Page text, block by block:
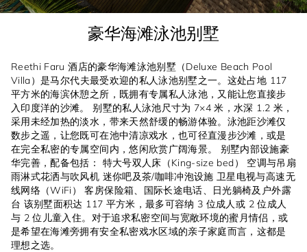
豪华海滩泳池别墅
Reethi Faru 酒店的豪华海滩泳池别墅（Deluxe Beach Pool
Villa）是马尔代夫最受欢迎的私人泳池别墅之一。这处占地 117
平方米的海滨休憩之所，既拥有专属私人泳池，又能让您直接步
入印度洋的沙滩。 别墅的私人泳池尺寸为 7×4 米，水深 1.2 米，
采用未经加热的淡水，带来天然舒缓的畅游体验。泳池距沙滩仅
数步之遥，让您既可在池中清凉戏水，也可径直漫步沙滩，或是
在完全私密的专属空间内，悠闲欣赏广阔海景。 别墅内部设施豪
华完善，配备包括： 特大号双人床（King-size bed） 空调与吊扇
雨淋式花洒与吹风机 迷你吧及茶/咖啡冲泡设施 卫星电视与高速无
线网络（WiFi） 客房保险箱、国际长途电话、日光躺椅及户外露
台 该别墅面积达 117 平方米，最多可容纳 3 位成人或 2 位成人
与 2 位儿童入住。对于追求私密空间与宽敞环境的蜜月情侣，或
是希望在海滩旁拥有安全私密戏水区域的亲子家庭而言，这都是
理想之选。